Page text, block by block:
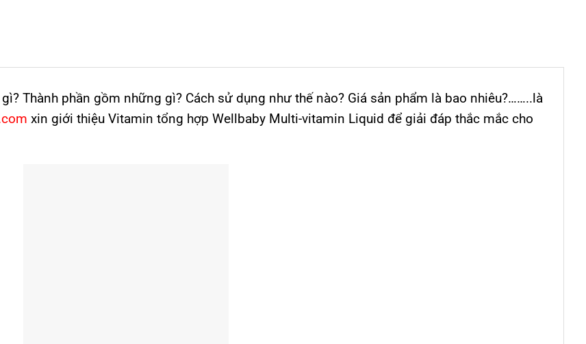
Thành phần gồm những gì? Cách sử dụng như thế nào? Giá sản phẩm là bao nhiêu?……..là
xin giới thiệu Vitamin tổng hợp Wellbaby Multi-vitamin Liquid để giải đáp thắc mắc cho